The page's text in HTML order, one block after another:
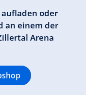
aufladen oder
an einem der
Arena